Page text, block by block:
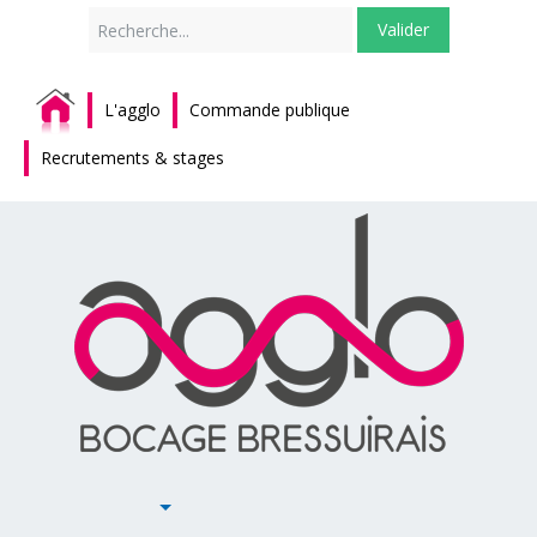
Valider
L'agglo Commande publique
Recrutements & stages